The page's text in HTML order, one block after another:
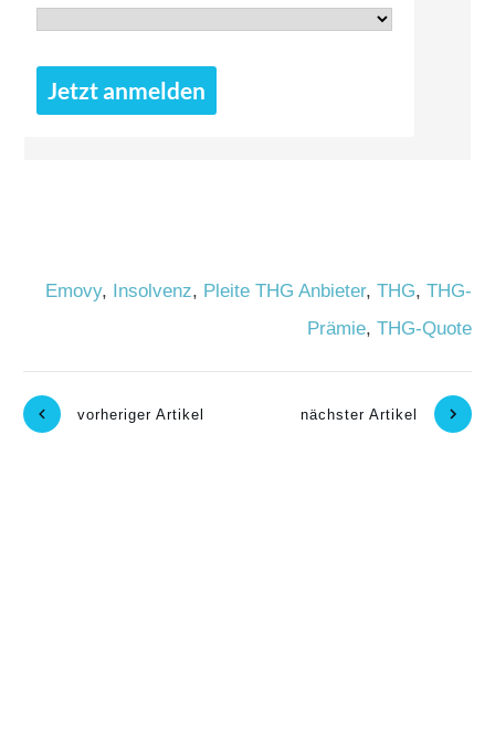
Jetzt anmelden
Emovy, Insolvenz, Pleite THG Anbieter, THG, THG-
Prämie, THG-Quote
vorheriger Artikel nächster Artikel